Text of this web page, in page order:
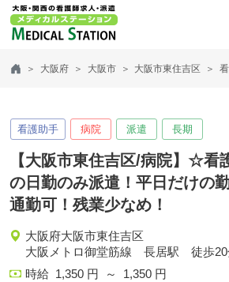
大阪府 大阪市 大阪市東住吉区
看護助手 病院 派遣 長期
【大阪市東住吉区/病院】☆看
の日勤のみ派遣！平日だけの
通勤可！残業少なめ！
大阪府大阪市東住吉区
大阪メトロ御堂筋線 長居駅 徒歩20
時給 1,350 円 ～ 1,350 円